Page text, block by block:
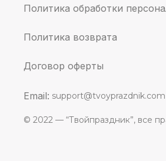
Политика обработки
Политика возврата
Договор оферты
Email: support@tvoyprazdnik.com
© 2022 — “Твойпраздник”, все